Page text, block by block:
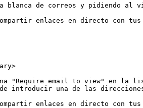
blanca de correos y pidiendo al
enlaces en directo con tus
"Require email to view" en
introducir una de las
enlaces en directo con tus